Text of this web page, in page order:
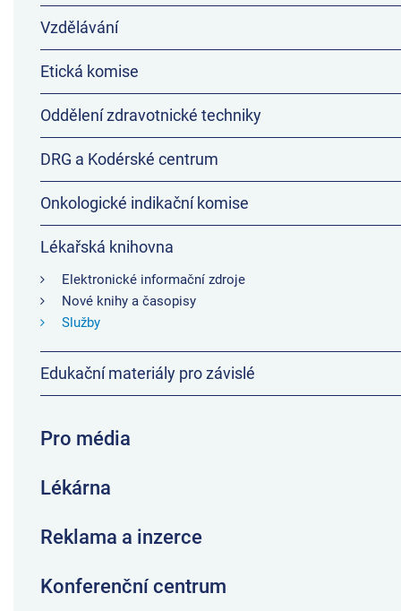
Vzdělávání
Etická komise
Oddělení zdravotnické techniky
DRG a Kodérské centrum
Onkologické indikační komise
Lékařská knihovna
Elektronické informační zdroje
Nové knihy a časopisy
Služby
Edukační materiály pro závislé
Pro média
Lékárna
Reklama a inzerce
Konferenční centrum